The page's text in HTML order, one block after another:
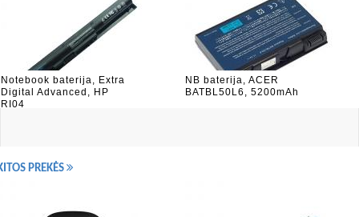
Notebook baterija, Extra
Digital Advanced, HP
RI04
NB baterija, ACER
BATBL50L6, 5200mAh
PREKĖS